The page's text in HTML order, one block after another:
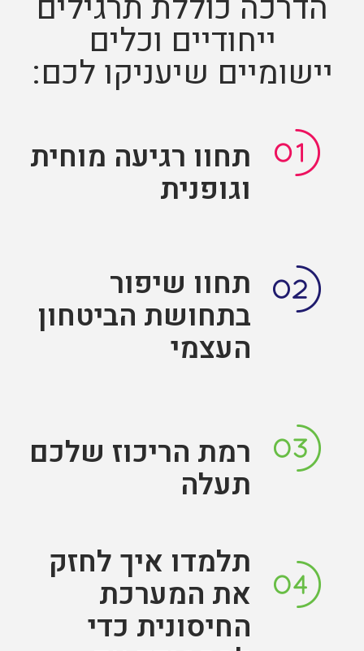
ייחודיים וכלים
יישומיים שיעניקו לכם:
תחוו רגיעה מוחית
וגופנית
תחוו שיפור
בתחושת הביטחון
העצמי
רמת הריכוז שלכם
תעלה
תלמדו איך לחזק
את המערכת
החיסונית כדי